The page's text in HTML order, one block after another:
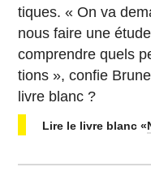
tiques. « On va
nous faire une
com­prendre quels
tions », confie
livre blanc ?
Lire le livre blanc «